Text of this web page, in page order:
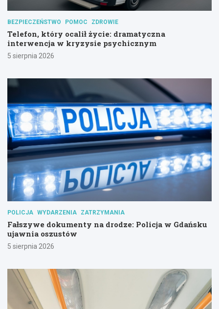
BEZPIECZEŃSTWO POMOC ZDROWIE
Telefon, który ocalił życie: dramatyczna
interwencja w kryzysie psychicznym
5 sierpnia 2026
POLICJA WYDARZENIA ZATRZYMANIA
Fałszywe dokumenty na drodze: Policja w Gdańsku
ujawnia oszustów
5 sierpnia 2026